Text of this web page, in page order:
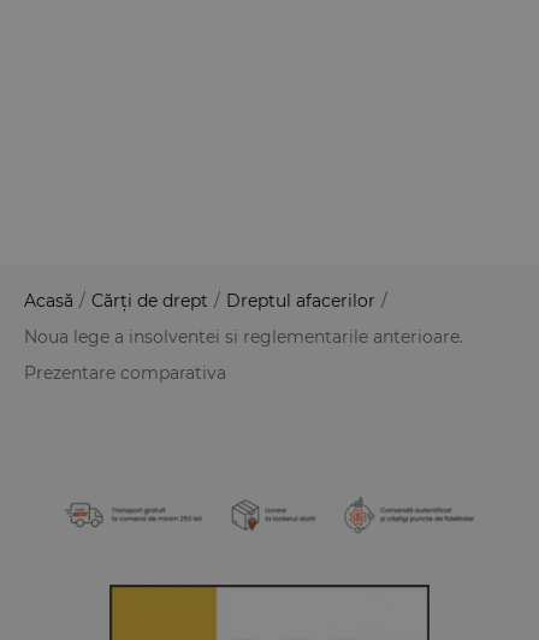
Acasă / Cărți de drept / Dreptul afacerilor /
Noua lege a insolventei si reglementarile anterioare.
Prezentare comparativa